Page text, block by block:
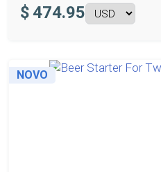
$ 474.95
NOVO